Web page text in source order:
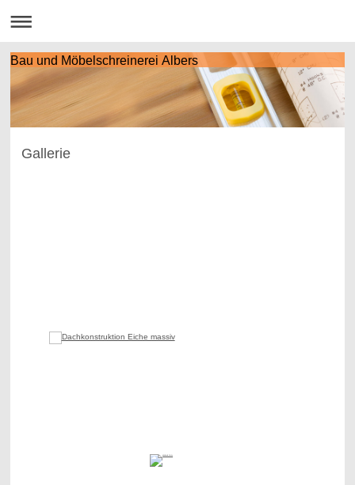
Bau und Möbelschreinerei Albers
Gallerie